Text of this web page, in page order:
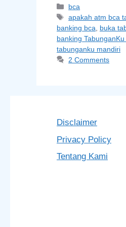
Categories
bca
Tags
apakah atm bca
banking bca
buka
banking TabunganKu
tabunganku mandiri
2 Comments
Disclaimer
Privacy Policy
Tentang Kami